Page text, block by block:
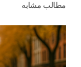
مطالب مشابه